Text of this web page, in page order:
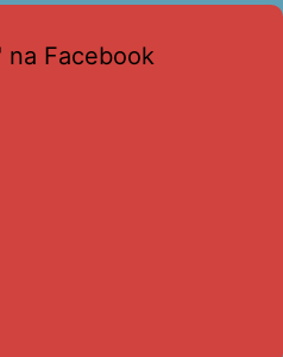
na Facebook